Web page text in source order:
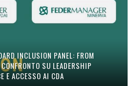
INCLUSION PANEL: FROM
SU LEADERSHIP
E ACCESSO AI CDA